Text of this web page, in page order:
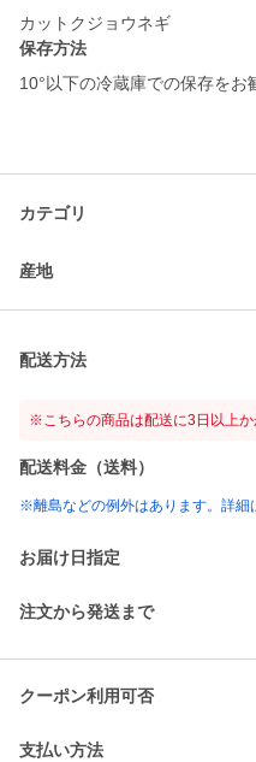
カットクジョウネギ
保存方法
10°以下の冷蔵庫での保存をお
カテゴリ
産地
配送方法
※こちらの商品は配送に3日以上
配送料金（送料）
※離島などの例外はあります。詳細
お届け日指定
注文から発送まで
クーポン利用可否
支払い方法